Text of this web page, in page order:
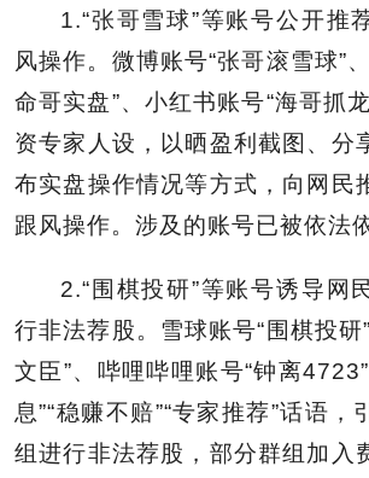
1.“张哥雪球”等账号公开推
风操作。微博账号“张哥滚雪球”
命哥实盘”、小红书账号“海哥抓
资专家人设，以晒盈利截图、分
布实盘操作情况等方式，向网民
跟风操作。涉及的账号已被依法
2.“ 围棋投研”等账号诱导网
行非法荐股。雪球账号“围棋投研
文臣”、哔哩哔哩账号“钟离
息”“稳赚不赔”“专家推荐”话语，
组进行非法荐股，部分群组加入